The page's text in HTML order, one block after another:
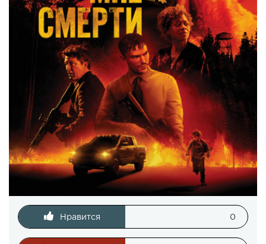
Нравится 0